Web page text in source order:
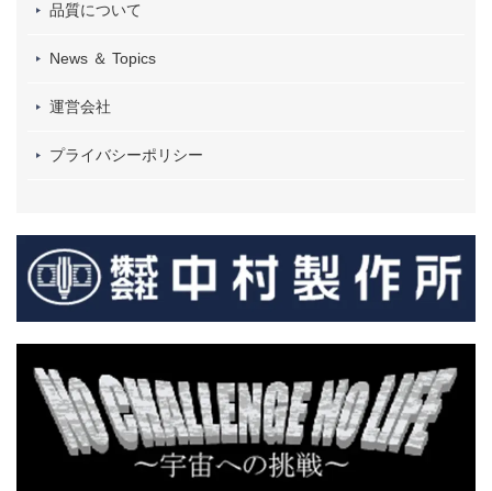
品質について
News ＆ Topics
運営会社
プライバシーポリシー